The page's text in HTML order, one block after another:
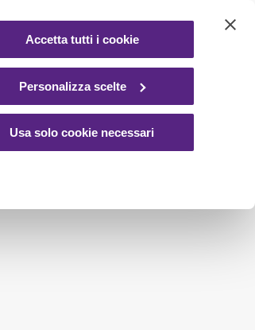
Accetta tutti i cookie
Personalizza scelte
Usa solo cookie necessari